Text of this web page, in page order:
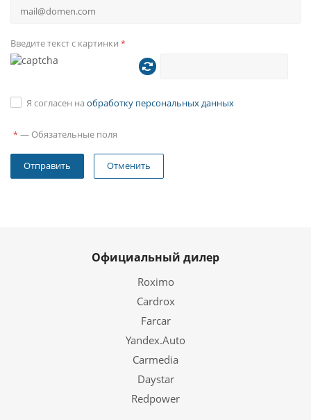
Введите текст с картинки *
Я согласен на обработку персональных данных
* — Обязательные поля
Отменить
Официальный дилер
Roximo
Cardrox
Farcar
Yandex.Auto
Carmedia
Daystar
Redpower